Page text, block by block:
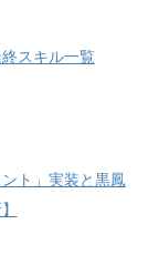
スキル一覧
ト」実装と黒鳳